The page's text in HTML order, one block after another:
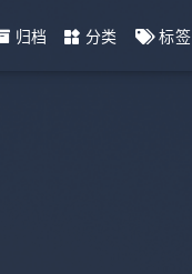
归档 分类 标签